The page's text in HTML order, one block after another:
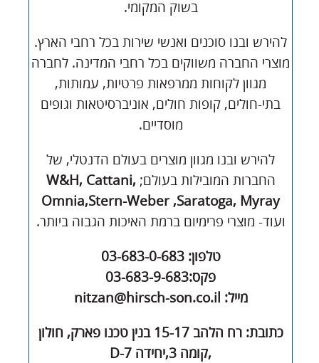
בשוק המקומי.
להירש ובנו סוכנים ואנשי שירות בכל רחבי הארץ.
מוצרי החברה משווקים בכל רחבי המדינה. לחברה
מגוון לקוחות ממרפאות פרטיות, עמותות,
בתי-חולים, קופות חולים, אוניברסיטאות וגופים
מוסדיים.
להירש ובנו מגוון מוצרים בעולם הדנטלי, של
החברות המובילות בעולם;
W&H, Cattani,
Omnia,Stern-Weber ,Saratoga, Myray
ועוד- מוצרי פרימיום ברמת האיכות הגבוה ביותר.
טלפון: 03-683-0-683
פקס:03-683-9-683
מייל: nitzan@hirsch-son.co.il
כתובת: רח הלהב 15-17 בנין טכנו פארק, חולון
,קומה 3,יחידה D-7